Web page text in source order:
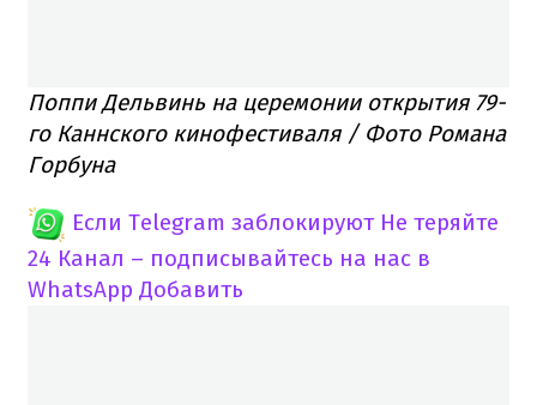
Поппи Дельвинь на церемонии открытия 79-
го Каннского кинофестиваля / Фото Романа
Горбуна
Если Telegram заблокируют Не теряйте
24 Канал – подписывайтесь на нас в
WhatsApp Добавить